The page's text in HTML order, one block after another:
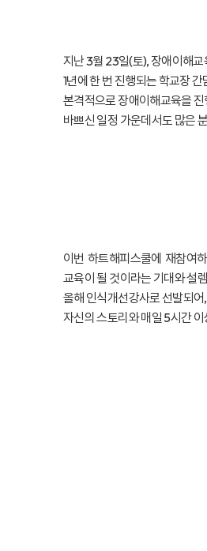
지난 3월 23일(토), 장애이해
1년에 한 번 진행되는 학교장
본격적으로 장애이해교육을
바쁘신 일정 가운데서도 많은
이번 하트해피스쿨에 재참여
교육이 될 것이라는 기대와 설
올해 인식개선강사로 선발되
자신의 스토리와 매일 5시간